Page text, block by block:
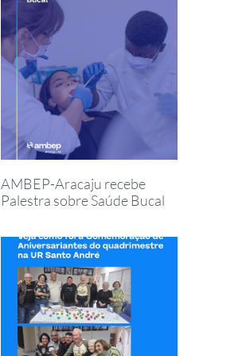
AMBEP-Aracaju recebe
Palestra sobre Saúde Bucal